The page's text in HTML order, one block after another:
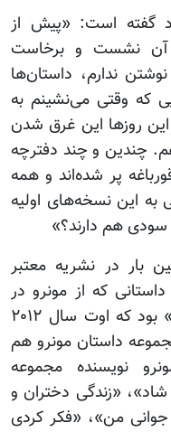
گفته است: «پیش از
آن نشست و برخاست
ندارم، داستان‌ها
که وقتی می‌نشینم به
روزها این غرق شدن
چندین و چند دفترچه
پر شده‌اند و همه
این نسخه‌های اولیه
سودی هم دارند؟»
بار در نشریه معتبر
که از مونرو در
«نیویورکر» منتشر شد، «آموندسن» بود که اوت سال ۲۰۱۲
داستان مونرو هم
شد. مونرو نویسنده مجموعه
«زندگی دختران و
جوانی من»، «فکر کردی